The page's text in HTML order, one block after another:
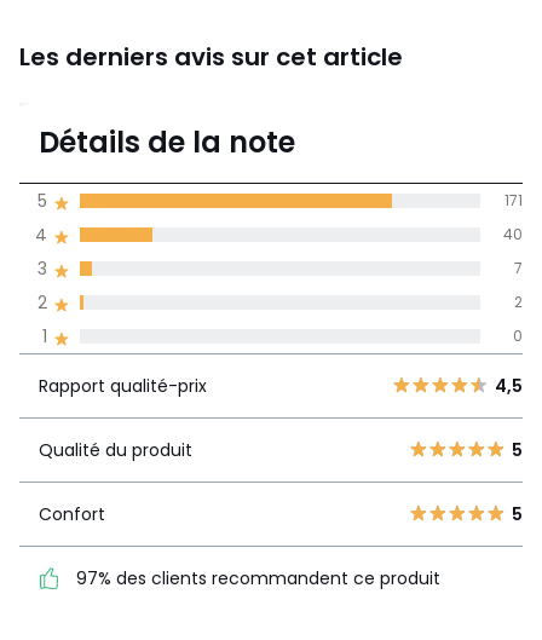
Les derniers avis sur cet article
4,7
de moyenne
obtenue sur
1
3
4,5
produit
Confort
5
97% des clients
Détails de la note
1 0
2 2
3 7
4 40
5 171
Rapport qualité-prix 4,5
Qualité du produit 5
Confort 5
97% des clients recommandent ce produit